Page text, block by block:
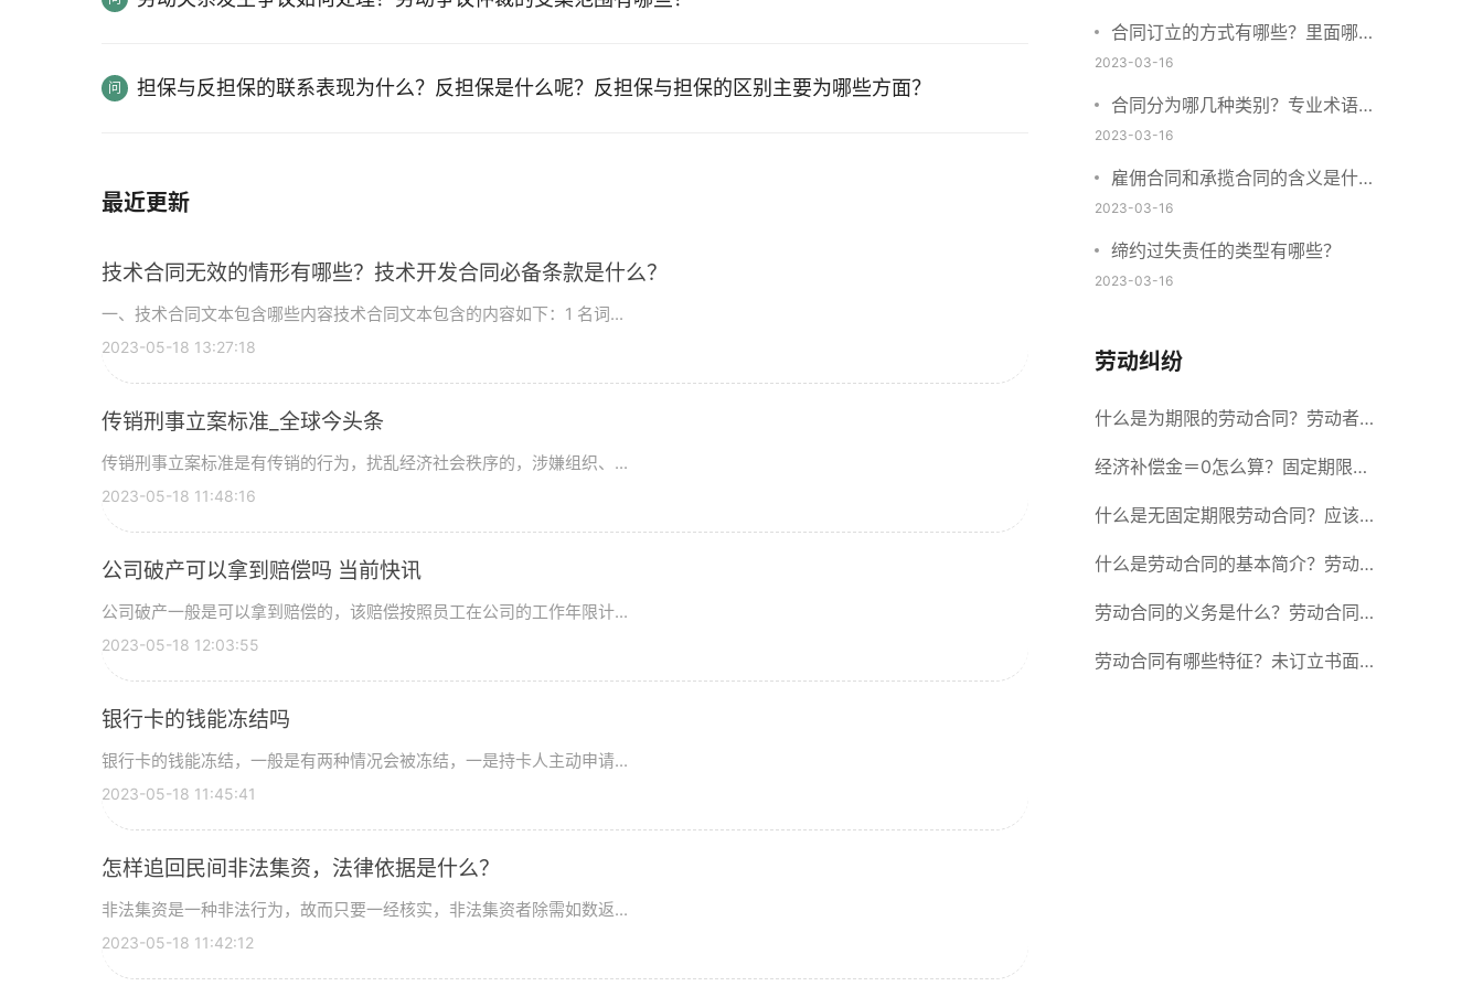
担保与反担保的联系表现为什么？反担保是什么呢？反担保与担保的区别主要为哪些方面？
最近更新
技术合同无效的情形有哪些？技术开发合同必备条款是什么？
一、技术合同文本包含哪些内容技术合同文本包含的内容如下：1 名词...
2023-05-18 13:27:18
传销刑事立案标准_全球今头条
传销刑事立案标准是有传销的行为，扰乱经济社会秩序的，涉嫌组织、...
2023-05-18 11:48:16
公司破产可以拿到赔偿吗 当前快讯
公司破产一般是可以拿到赔偿的，该赔偿按照员工在公司的工作年限计...
2023-05-18 12:03:55
银行卡的钱能冻结吗
银行卡的钱能冻结，一般是有两种情况会被冻结，一是持卡人主动申请...
2023-05-18 11:45:41
怎样追回民间非法集资，法律依据是什么？
非法集资是一种非法行为，故而只要一经核实，非法集资者除需如数返...
2023-05-18 11:42:12
合同订立的方式有哪些？里面哪些
内容、细节条款需要载明？
2023-03-16
合同分为哪几种类别？专业术语分
别是什么？
2023-03-16
雇佣合同和承揽合同的含义是什
么？怎么区分雇佣合同和承揽合
同？
2023-03-16
缔约过失责任的类型有哪些？
2023-03-16
劳动纠纷
什么是为期限的劳动合同？劳动者解
除合同的15种情形
经济补偿金＝0怎么算？固定期限劳
动合同又称什么？
什么是无固定期限劳动合同？应该怎
么解除或终止劳动合同？
什么是劳动合同的基本简介？劳动合
同的形式
劳动合同的义务是什么？劳动合同应
具备哪些条款？
劳动合同有哪些特征？未订立书面劳